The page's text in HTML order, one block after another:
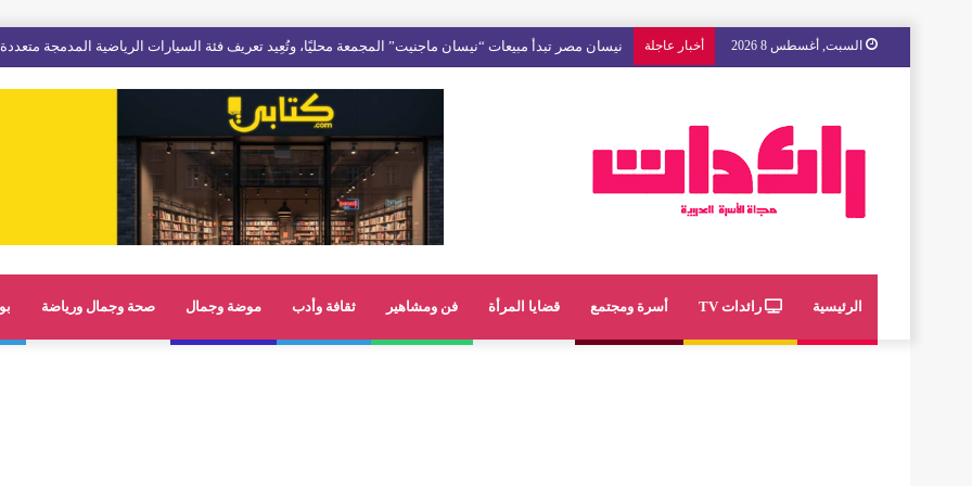
السبت, أغسطس 8 2026 أخبار عاجلة نيسان مصر تبدأ مبيعات “نيسان ماجنيت” المجمعة محليًا، وتُعِيد تعريف فئة السيارات الرياضية المدمجة
الرئيسية رائدات TV أسرة ومجتمع قضايا المرأة فن ومشاهير ثقافة وأدب موضة وجمال صحة وجمال ورياضة